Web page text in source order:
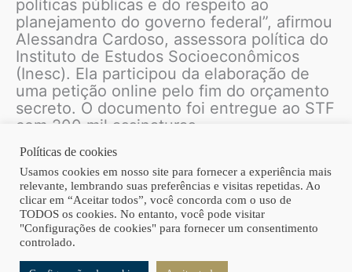
políticas públicas e do respeito ao
planejamento do governo federal”, afirmou
Alessandra Cardoso, assessora política do
Instituto de Estudos Socioeconômicos
(Inesc). Ela participou da elaboração de
uma petição online pelo fim do orçamento
secreto. O documento foi entregue ao STF
com 200 mil assinaturas.
Fonte: Estadão
Copyright © 2026 | Homero Costa Advogados
Políticas de cookies
Usamos cookies em nosso site para fornecer a experiência mais
relevante, lembrando suas preferências e visitas repetidas. Ao
clicar em “Aceitar todos”, você concorda com o uso de
TODOS os cookies. No entanto, você pode visitar
"Configurações de cookies" para fornecer um consentimento
controlado.